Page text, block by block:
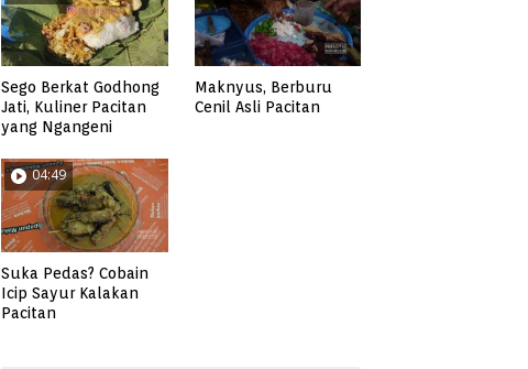
Sego Berkat Godhong
Jati, Kuliner Pacitan
yang Ngangeni
Maknyus, Berburu
Cenil Asli Pacitan
04:49
Suka Pedas? Cobain
Icip Sayur Kalakan
Pacitan